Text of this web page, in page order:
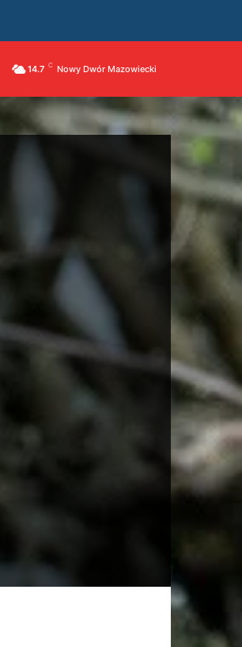
14.7 C Nowy Dwór Mazowiecki